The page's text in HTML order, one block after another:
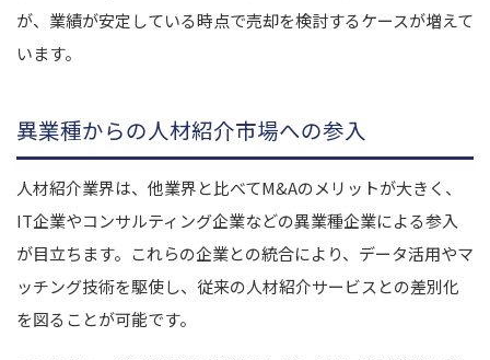
が、業績が安定している時点で売却を検討するケースが増えて
います。
異業種からの人材紹介市場への参入
人材紹介業界は、他業界と比べてM&Aのメリットが大きく、
IT企業やコンサルティング企業などの異業種企業による参入
が目立ちます。これらの企業との統合により、データ活用やマ
ッチング技術を駆使し、従来の人材紹介サービスとの差別化
を図ることが可能です。